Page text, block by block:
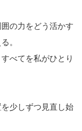
の力をどう活かす
。
べてを私がひとり
少しずつ見直し始